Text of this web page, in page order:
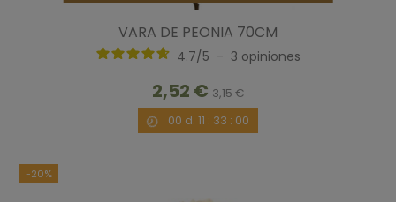
VARA DE PEONIA 70CM
4.7/5 - 3 opiniones
2,52 € 3,15 €
00 d. 11 : 32 : 59
-20%